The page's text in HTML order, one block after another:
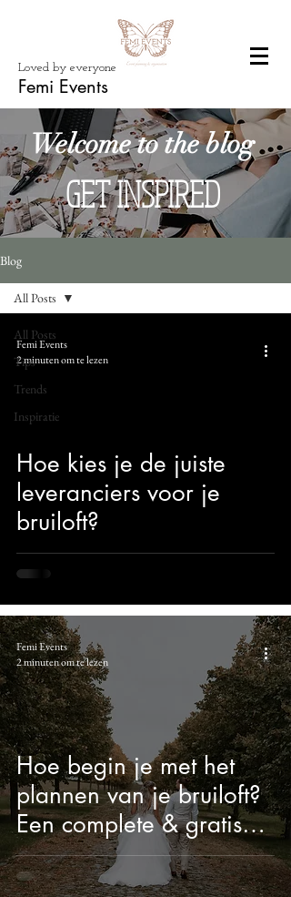
Femi Events
Loved by everyone
Welcome to the blog
GET INSPIRED
Blog
All Posts
Tips
Trends
Inspiratie
All Posts
Hoe kies je de juiste
leveranciers voor je
bruiloft?
Femi Events
2 minuten om te lezen
Hoe begin je met het
plannen van je bruiloft?
Een complete & gratis
weddingchecklist!
Femi Events
2 minuten om te lezen